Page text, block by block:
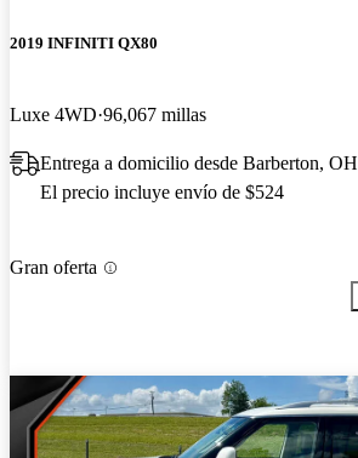
2019 INFINITI QX80
Luxe 4WD 96,067 millas
Entrega a domicilio desde Barberton, OH
El precio incluye envío de $524
Gran oferta